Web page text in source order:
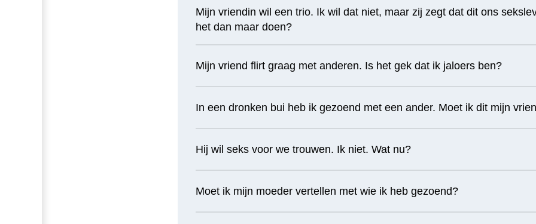
Mijn vriendin wil een trio. Ik wil dat niet, maar zij zegt dat dit ons
het dan maar doen?
Mijn vriend flirt graag met anderen. Is het gek dat ik jaloers ben?
In een dronken bui heb ik gezoend met een ander. Moet ik dit mijn
Hij wil seks voor we trouwen. Ik niet. Wat nu?
Moet ik mijn moeder vertellen met wie ik heb gezoend?